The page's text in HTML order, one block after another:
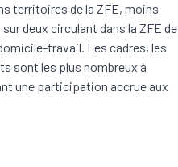
territoires de la ZFE, moins
deux circulant dans la ZFE de
travail. Les cadres, les
sont les plus nombreux à
une participation accrue aux